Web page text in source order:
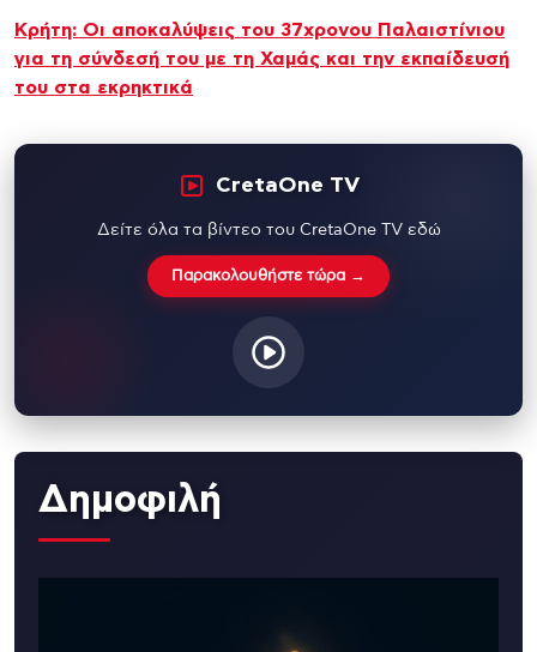
Κρήτη: Οι αποκαλύψεις του 37χρονου Παλαιστίνιου
για τη σύνδεσή του με τη Χαμάς και την εκπαίδευσή
του στα εκρηκτικά
CretaOne TV
Δείτε όλα τα βίντεο του CretaOne TV εδώ
Παρακολουθήστε τώρα →
Δημοφιλή